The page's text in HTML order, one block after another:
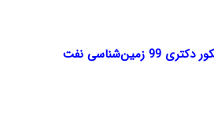
زمین‌شناسی نفت